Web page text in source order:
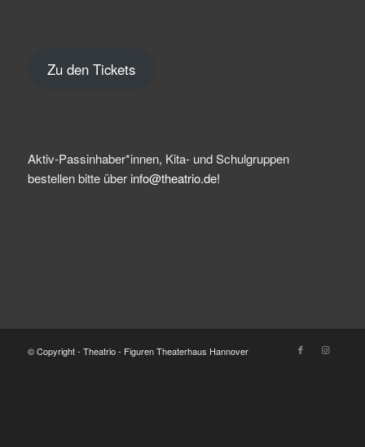
Zu den Tickets
Aktiv-Passinhaber*innen, Kita- und Schulgruppen
bestellen bitte über info@theatrio.de!
© Copyright - Theatrio - Figuren Theaterhaus Hannover